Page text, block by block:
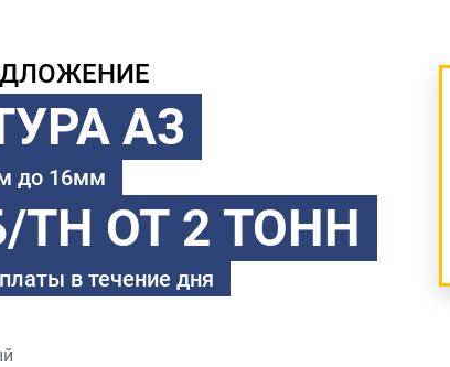
А3
до 16мм
ТН ОТ 2 ТОНН
в течение дня